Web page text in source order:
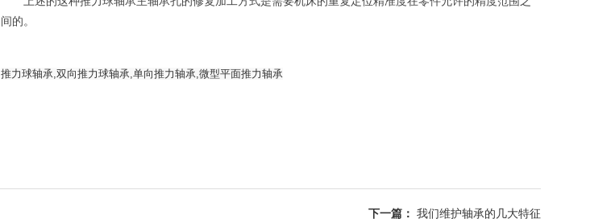
间的。
推力球轴承,双向推力球轴承,单向推力轴承,微型平面推力轴承
下一篇： 我们维护轴承的几大特征